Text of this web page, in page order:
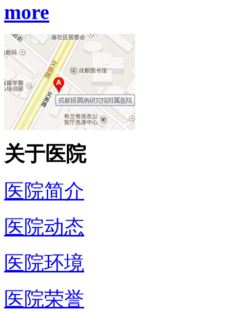
more
关于医院
医院简介
医院动态
医院环境
医院荣誉